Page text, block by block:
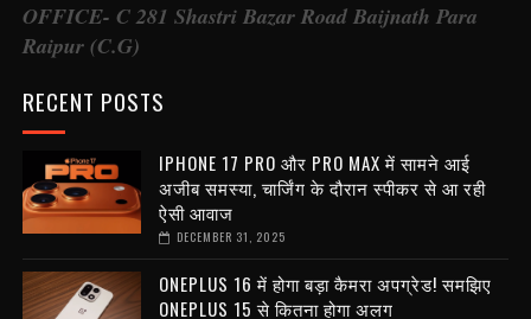
OFFICE- C 281 Shastri Bazar Road Baijnath Para
Raipur (C.G)
RECENT POSTS
IPHONE 17 PRO और PRO MAX में सामने आई
अजीब समस्या, चार्जिंग के दौरान स्पीकर से आ रही
ऐसी आवाज
DECEMBER 31, 2025
ONEPLUS 16 में होगा बड़ा कैमरा अपग्रेड! समझिए
ONEPLUS 15 से कितना होगा अलग